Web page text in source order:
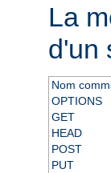
La
d'un
Nom
OPTIONS
GET
HEAD
POST
PUT